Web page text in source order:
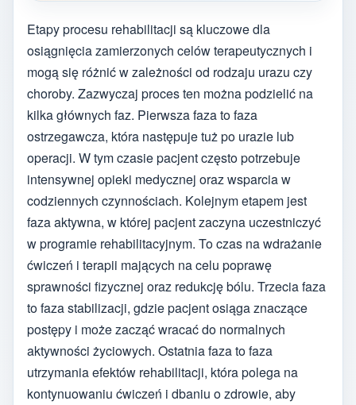
Etapy procesu rehabilitacji są kluczowe dla
osiągnięcia zamierzonych celów terapeutycznych i
mogą się różnić w zależności od rodzaju urazu czy
choroby. Zazwyczaj proces ten można podzielić na
kilka głównych faz. Pierwsza faza to faza
ostrzegawcza, która następuje tuż po urazie lub
operacji. W tym czasie pacjent często potrzebuje
intensywnej opieki medycznej oraz wsparcia w
codziennych czynnościach. Kolejnym etapem jest
faza aktywna, w której pacjent zaczyna uczestniczyć
w programie rehabilitacyjnym. To czas na wdrażanie
ćwiczeń i terapii mających na celu poprawę
sprawności fizycznej oraz redukcję bólu. Trzecia faza
to faza stabilizacji, gdzie pacjent osiąga znaczące
postępy i może zacząć wracać do normalnych
aktywności życiowych. Ostatnia faza to faza
utrzymania efektów rehabilitacji, która polega na
kontynuowaniu ćwiczeń i dbaniu o zdrowie, aby